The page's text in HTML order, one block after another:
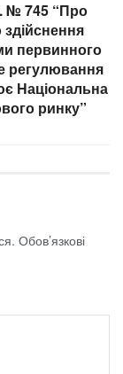
№ 745 “Про
первинного
регулювання
Національна
ринку”
Обов’язкові